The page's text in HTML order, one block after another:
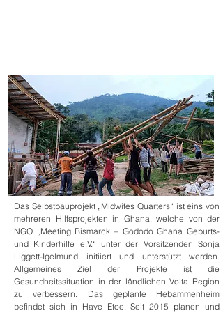
Das Selbstbauprojekt „Midwifes Quarters“ ist eins von
mehreren Hilfsprojekten in Ghana, welche von der
NGO „Meeting Bismarck – Gododo Ghana Geburts-
und Kinderhilfe e.V.“ unter der Vorsitzenden Sonja
Liggett-Igelmund initiiert und unterstützt werden.
Allgemeines Ziel der Projekte ist die
Gesundheitssituation in der ländlichen Volta Region
zu verbessern. Das geplante Hebammenheim
befindet sich in Have Etoe. Seit 2015 planen und